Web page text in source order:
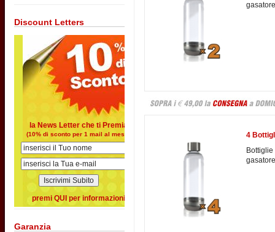
Discount Letters
la News Letter che ti Premia
(10% di sconto per 1 mail al mese)
premi QUI per informazioni
Garanzia
4